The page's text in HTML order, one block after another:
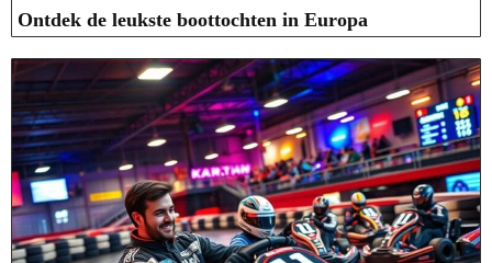
Ontdek de leukste boottochten in Europa